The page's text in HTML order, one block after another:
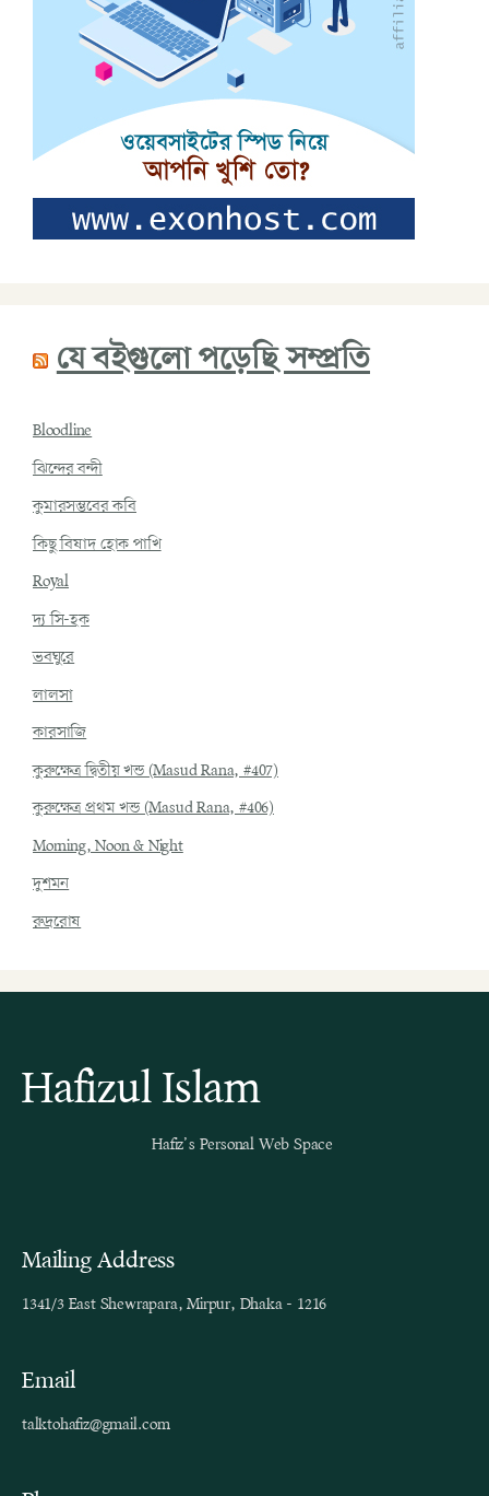
যে বইগুলো পড়েছি সম্প্রতি
Bloodline
ঝিন্দের বন্দী
কুমারসম্ভবের কবি
কিছু বিষাদ হোক পাখি
Royal
দ্য সি-হক
ভবঘুরে
লালসা
কারসাজি
কুরুক্ষেত্র দ্বিতীয় খন্ড (Masud Rana, #407)
কুরুক্ষেত্র প্রথম খন্ড (Masud Rana, #406)
Morning, Noon & Night
দুশমন
রুদ্ররোষ
Hafizul Islam
Hafiz’s Personal Web Space
Mailing Address
1341/3 East Shewrapara, Mirpur, Dhaka - 1216
Email
talktohafiz@gmail.com